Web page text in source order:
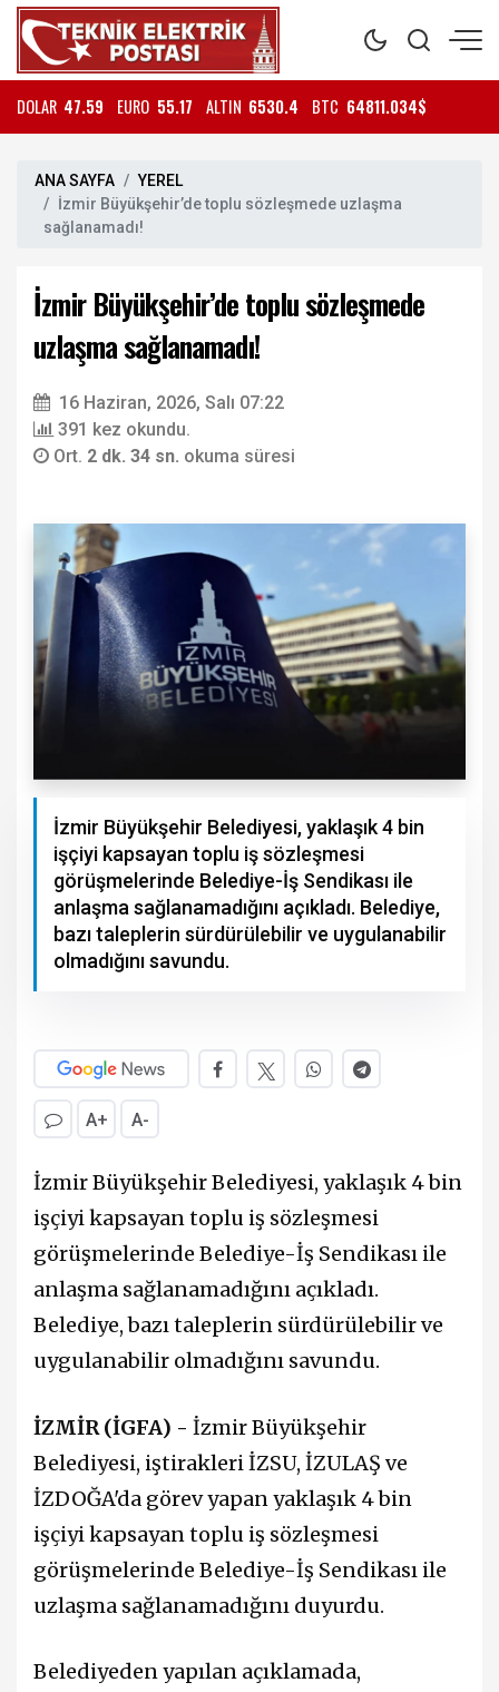
DOLAR 47.59 EURO 55.17 ALTIN 6530.4 BTC 64811.034$
ANA SAYFA
YEREL
İzmir Büyükşehir’de toplu sözleşmede uzlaşma
sağlanamadı!
İzmir Büyükşehir’de toplu sözleşmede
uzlaşma sağlanamadı!
16 Haziran, 2026, Salı 07:22
391 kez okundu.
Ort. 2 dk. 34 sn. okuma süresi
İzmir Büyükşehir Belediyesi, yaklaşık 4 bin
işçiyi kapsayan toplu iş sözleşmesi
görüşmelerinde Belediye-İş Sendikası ile
anlaşma sağlanamadığını açıkladı. Belediye,
bazı taleplerin sürdürülebilir ve uygulanabilir
olmadığını savundu.
A+ A-
İzmir Büyükşehir Belediyesi, yaklaşık 4 bin
işçiyi kapsayan toplu iş sözleşmesi
görüşmelerinde Belediye-İş Sendikası ile
anlaşma sağlanamadığını açıkladı.
Belediye, bazı taleplerin sürdürülebilir ve
uygulanabilir olmadığını savundu.
İZMİR (İGFA) - İzmir Büyükşehir
Belediyesi, iştirakleri İZSU, İZULAŞ ve
İZDOĞA'da görev yapan yaklaşık 4 bin
işçiyi kapsayan toplu iş sözleşmesi
görüşmelerinde Belediye-İş Sendikası ile
uzlaşma sağlanamadığını duyurdu.
Belediyeden yapılan açıklamada,